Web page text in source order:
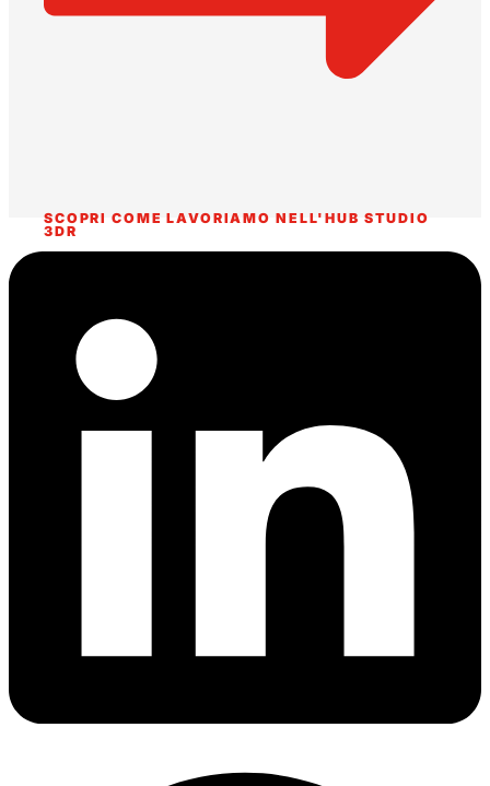
SCOPRI COME LAVORIAMO NELL'HUB STUDIO
3DR